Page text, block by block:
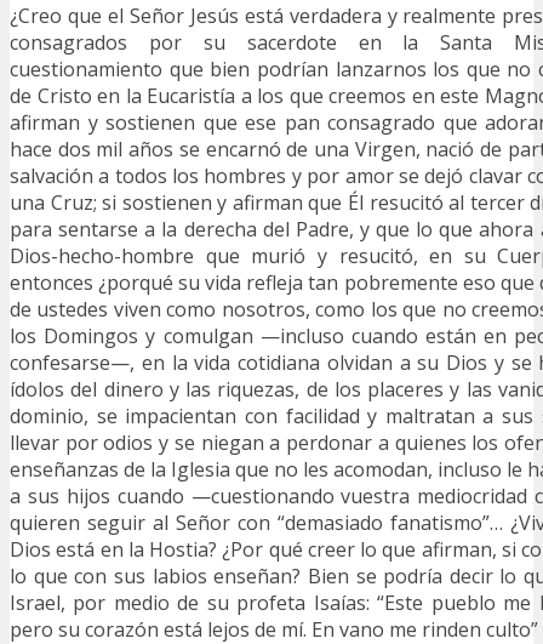
¿Creo que el Señor Jesús está verdadera y realmente
consagrados por su sacerdote en la Santa
cuestionamiento que bien podrían lanzarnos los que no
de Cristo en la Eucaristía a los que creemos en este
afirman y sostienen que ese pan consagrado que
hace dos mil años se encarnó de una Virgen, nació de
salvación a todos los hombres y por amor se dejó clavar
una Cruz; si sostienen y afirman que Él resucitó al tercer
para sentarse a la derecha del Padre, y que lo que ahora
Dios-hecho-hombre que murió y resucitó, en su
entonces ¿porqué su vida refleja tan pobremente eso que
de ustedes viven como nosotros, como los que no
los Domingos y comulgan —incluso cuando están en
confesarse—, en la vida cotidiana olvidan a su Dios y se
ídolos del dinero y las riquezas, de los placeres y las
dominio, se impacientan con facilidad y maltratan a sus
llevar por odios y se niegan a perdonar a quienes los
enseñanzas de la Iglesia que no les acomodan, incluso le
a sus hijos cuando —cuestionando vuestra mediocridad
quieren seguir al Señor con “demasiado fanatismo”…
Dios está en la Hostia? ¿Por qué creer lo que afirman, si
lo que con sus labios enseñan? Bien se podría decir lo
Israel, por medio de su profeta Isaías: “Este pueblo
pero su corazón está lejos de mí. En vano me rinden culto”